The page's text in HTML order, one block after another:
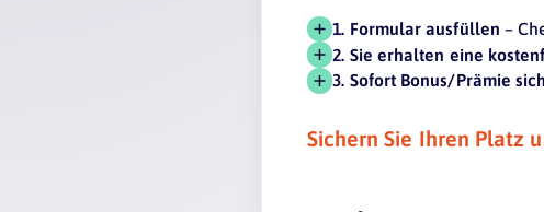
1. Formular ausfüllen –
2. Sie erhalten eine
3. Sofort Bonus/Prämie
Sichern Sie Ihren Platz